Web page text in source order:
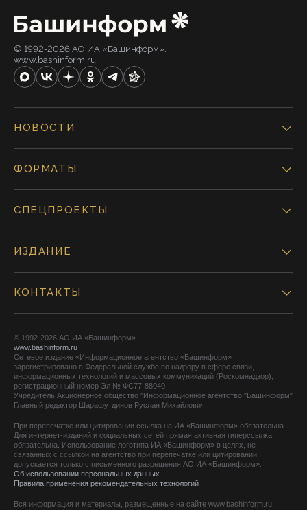
© 1992-2026 АО ИА «Башинформ».
www.bashinform.ru
НОВОСТИ
ФОРМАТЫ
СПЕЦПРОЕКТЫ
ИЗДАНИЕ
КОНТАКТЫ
© 1992-2026 АО ИА «Башинформ».
www.bashinform.ru
Сетевое издание «Информационное агентство «Башинформ»
зарегистрировано в Федеральной службе по надзору в сфере связи,
информационных технологий и массовых коммуникаций (Роскомнадзор),
регистрационный номер Эл № ФС77-88040
Учредитель Акционерное общество "Информационное агентство "Башинформ"
Главный редактор Шарафутдинов Руслан Михайлович
При перепечатке или цитировании ссылка на ИА «Башинформ» обязательна.
Для интернет-изданий и социальных сетей прямая активная гиперссылка
обязательна. Использование логотипа ИА «Башинформ» в целях, не
связанных с ссылкой на агентство при перепечатке или цитировании,
допускается только с письменного разрешения АО ИА «Башинформ».
Об использовании персональных данных
Правила применения рекомендательных технологий
Вся информация и материалы, размещенные на сайте www.bashinform.ru